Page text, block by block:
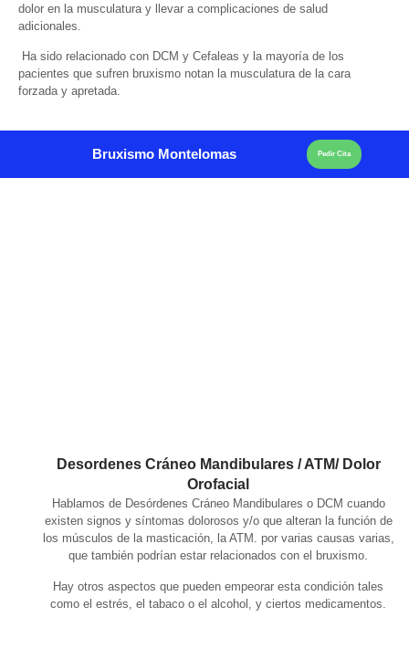
dolor en la musculatura y llevar a complicaciones de salud
adicionales.
Ha sido relacionado con DCM y Cefaleas y la mayoría de los
pacientes que sufren bruxismo notan la musculatura de la cara
forzada y apretada.
Bruxismo Montelomas Pedir Cita
Desordenes Cráneo Mandibulares / ATM/ Dolor
Orofacial
Hablamos de Desórdenes Cráneo Mandibulares o DCM cuando
existen signos y síntomas dolorosos y/o que alteran la función de
los músculos de la masticación, la ATM. por varias causas varias,
que también podrían estar relacionados con el bruxismo.
Hay otros aspectos que pueden empeorar esta condición tales
como el estrés, el tabaco o el alcohol, y ciertos medicamentos.